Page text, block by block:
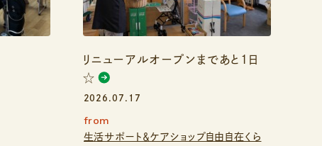
リニューアルオープンまであと1日
☆
2026.07.17
from
生活サポート＆ケアショップ自由自在くら